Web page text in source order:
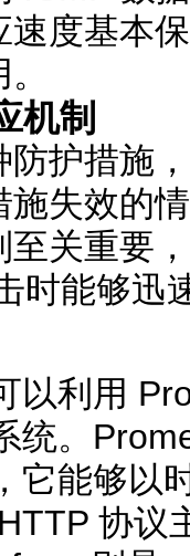
度基本
机制
护措施
失效的
关重要
时能够迅
以利用
统。
它能够以
协议